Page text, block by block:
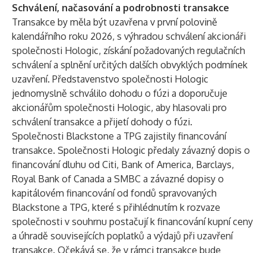
Schválení, načasování a podrobnosti transakce
Transakce by měla být uzavřena v první polovině
kalendářního roku 2026, s výhradou schválení akcionáři
společnosti Hologic, získání požadovaných regulačních
schválení a splnění určitých dalších obvyklých podmínek
uzavření. Představenstvo společnosti Hologic
jednomyslně schválilo dohodu o fúzi a doporučuje
akcionářům společnosti Hologic, aby hlasovali pro
schválení transakce a přijetí dohody o fúzi.
Společnosti Blackstone a TPG zajistily financování
transakce. Společnosti Hologic předaly závazný dopis o
financování dluhu od Citi, Bank of America, Barclays,
Royal Bank of Canada a SMBC a závazné dopisy o
kapitálovém financování od fondů spravovaných
Blackstone a TPG, které s přihlédnutím k rozvaze
společnosti v souhrnu postačují k financování kupní ceny
a úhradě souvisejících poplatků a výdajů při uzavření
transakce. Očekává se, že v rámci transakce bude